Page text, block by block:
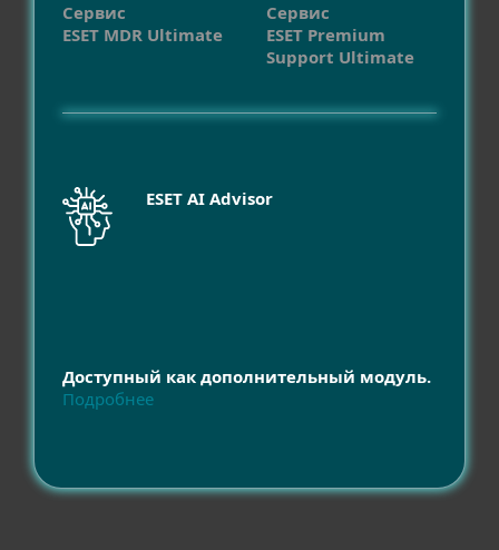
Сервис
ESET MDR Ultimate
Сервис
ESET Premium
Support Ultimate
ESET AI Advisor
Доступный как дополнительный модуль.
Подробнее